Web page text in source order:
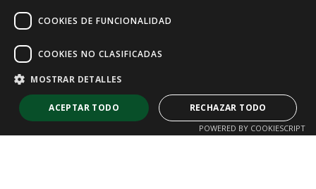
COOKIES DE FUNCIONALIDAD
COOKIES NO CLASIFICADAS
MOSTRAR DETALLES
ACEPTAR TODO RECHAZAR TODO
POWERED BY COOKIESCRIPT